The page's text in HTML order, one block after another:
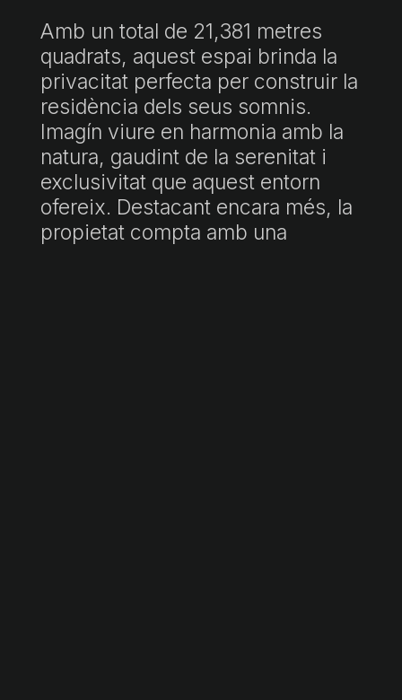
Amb un total de 21,381 metres
quadrats, aquest espai brinda la
privacitat perfecta per construir la
residència dels seus somnis.
Imagín viure en harmonia amb la
natura, gaudint de la serenitat i
exclusivitat que aquest entorn
ofereix. Destacant encara més, la
propietat compta amb una